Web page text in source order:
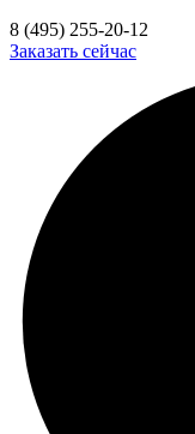
8 (495) 255-20-12
Заказать сейчас